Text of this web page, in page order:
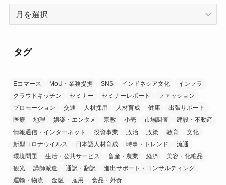
ブ
タグ
Eコマース MoU・業務提携 SNS インドネシア文化
インフラ
クラウドキッチン
セミナー セミナーレポート
ファッション
プロモーション
交通 人材採用 人材育成 健康
出張サポート
医療
地理 娯楽・エンタメ 宗教 小売 市場調査
建設・不動産
情報通信・インターネット
投資事業 政治 政策 教育
文化
新型コロナウイルス
日本語人材育成 時事・トレンド
流通
環境問題
生活・公共サービス 畜産・農業 経済
美容・化粧品
観光
講師派遣 通訳・翻訳
進出サポート・コンサルティング
運輸・物流
金融 雇用 食品・外食